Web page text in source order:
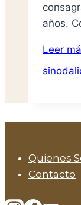
años.
Leer
Quienes
Contacto